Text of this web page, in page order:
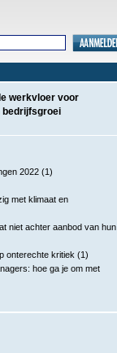
werkvloer voor
2022 (1)
met klimaat en
niet achter aanbod van hun
onterechte kritiek (1)
hoe ga je om met